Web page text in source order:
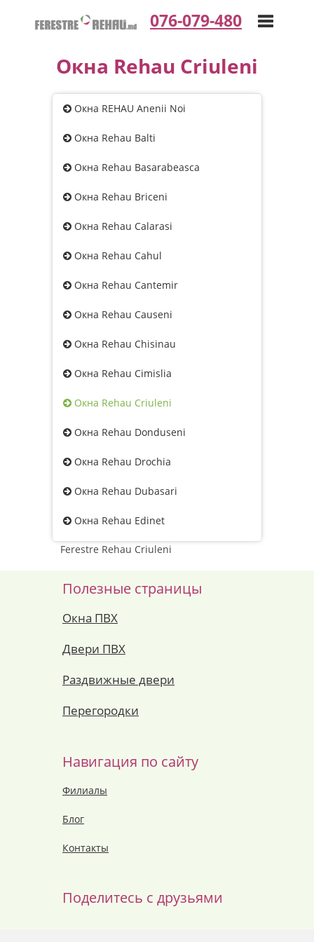
076-079-480
Окна Rehau Criuleni
Окна REHAU Anenii Noi
Окна Rehau Balti
Окна Rehau Basarabeasca
Окна Rehau Briceni
Окна Rehau Calarasi
Окна Rehau Cahul
Окна Rehau Cantemir
Окна Rehau Causeni
Окна Rehau Chisinau
Окна Rehau Cimislia
Окна Rehau Criuleni
Окна Rehau Donduseni
Окна Rehau Drochia
Окна Rehau Dubasari
Окна Rehau Edinet
Ferestre Rehau Criuleni
Полезные страницы
Окна ПВХ
Двери ПВХ
Раздвижные двери
Перегородки
Навигация по сайту
Филиалы
Блог
Контакты
Поделитесь с друзьями